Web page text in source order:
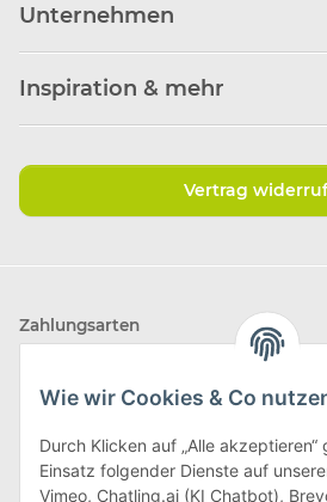
Wie wir Cookies & Co
Durch Klicken auf „Alle
Einsatz folgender Dienste auf
Vimeo, Chatling.ai (KI Chatbot),
Unternehmen
Inspiration & mehr
Vertrag
Zahlungsarten
Wir versenden mit